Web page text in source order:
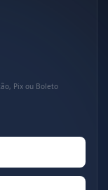
Pix ou Boleto